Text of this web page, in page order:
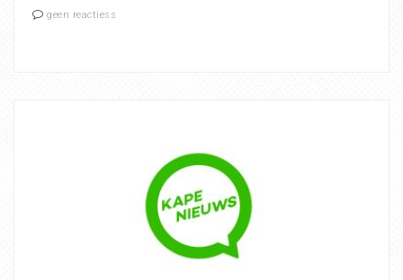
geen reactiess